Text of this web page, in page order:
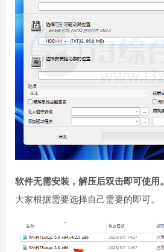
软件无需安装，解压后双击即可使用。
大家根据需要选择自己需要的即可。